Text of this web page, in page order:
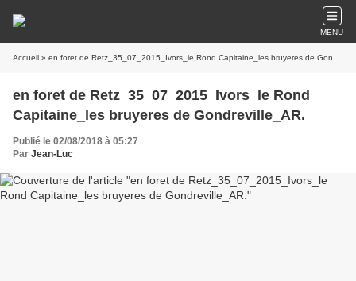
MENU
Accueil » en foret de Retz_35_07_2015_Ivors_le Rond Capitaine_les bruyeres de Gondreville_AR.
en foret de Retz_35_07_2015_Ivors_le Rond
Capitaine_les bruyeres de Gondreville_AR.
Publié le 02/08/2018 à 05:27
Par Jean-Luc